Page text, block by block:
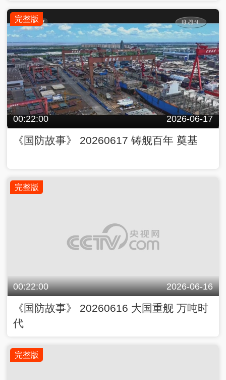
完整版
00:22:00 2026-06-17
《国防故事》 20260617 铸舰百年 奠基
完整版
00:22:00 2026-06-16
《国防故事》 20260616 大国重舰 万吨时
代
完整版